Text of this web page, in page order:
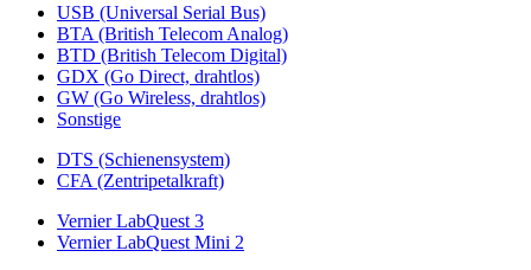
USB (Universal Serial Bus)
BTA (British Telecom Analog)
BTD (British Telecom Digital)
GDX (Go Direct, drahtlos)
GW (Go Wireless, drahtlos)
Sonstige
DTS (Schienensystem)
CFA (Zentripetalkraft)
Vernier LabQuest 3
Vernier LabQuest Mini 2